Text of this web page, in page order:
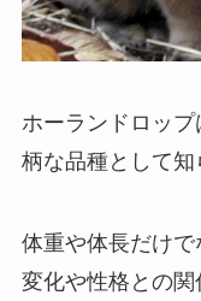
ホーランドロッ
柄な品種として知
体重や体長だけ
変化や性格との関